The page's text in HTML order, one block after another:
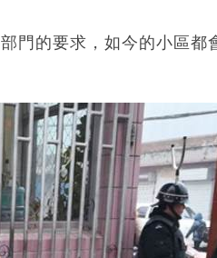
門的要求，如今的小區都